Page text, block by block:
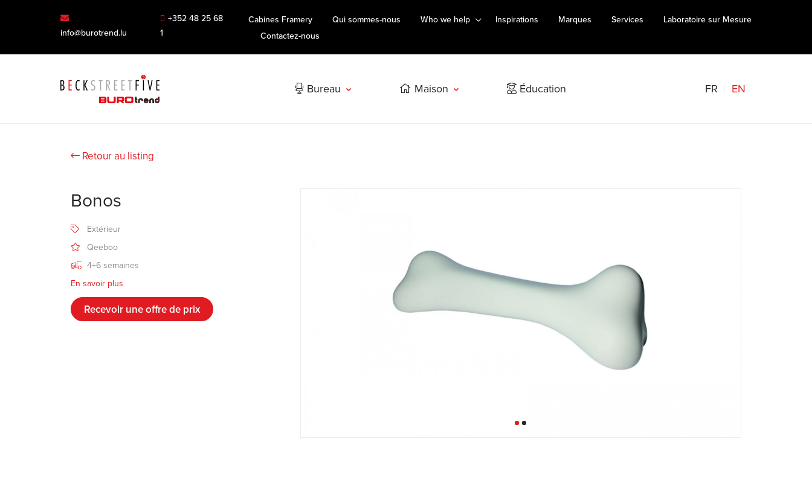
info@burotrend.lu
+352 48 25 68
1
Cabines Framery Qui sommes-nous Who we help Inspirations Marques Services
Laboratoire sur Mesure
Contactez-nous
Bureau Maison Éducation FR EN
Retour au listing
Bonos
Extérieur
Qeeboo
4+6 semaines
En savoir plus
Recevoir une offre de prix